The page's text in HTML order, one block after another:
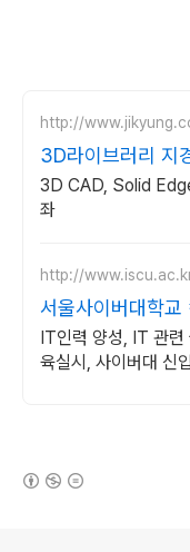
http://
3D라이브러리 지
3D CAD, Solid
좌
http://
서울사이버대학
가을학기 신편입생
IT인력 양성, IT 관련
육실시, 사이버대 신